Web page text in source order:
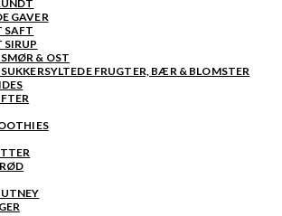
GAVER
SAFT
SIRUP
& OST
FRUGTER, BÆR & BLOMSTER